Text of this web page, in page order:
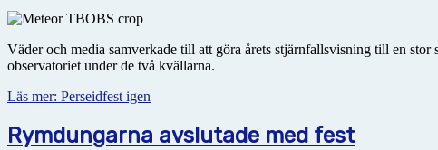
Väder och media samverkade till att göra årets stjärnfallsvisning till en
observatoriet under de två kvällarna.
Läs mer: Perseidfest igen
Rymdungarna avslutade med fest